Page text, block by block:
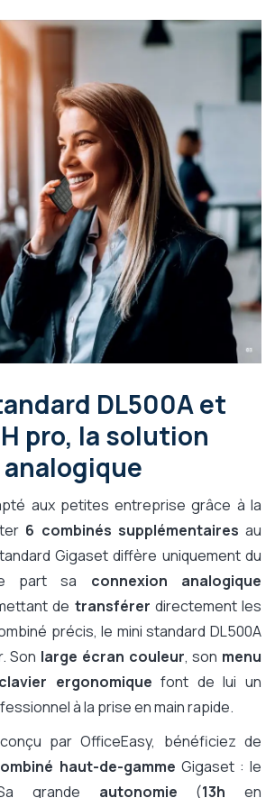
DL500A et
pro, la solution
analogique
aux petites entreprise grâce à la
6 combinés supplémentaires au
Gigaset diffère uniquement du
part sa connexion analogique
de transférer directement les
précis, le mini standard DL500A
Son large écran couleur, son menu
clavier ergonomique font de lui un
à la prise en main rapide.
par OfficeEasy, bénéficiez de
haut-de-gamme Gigaset : le
grande autonomie (13h en